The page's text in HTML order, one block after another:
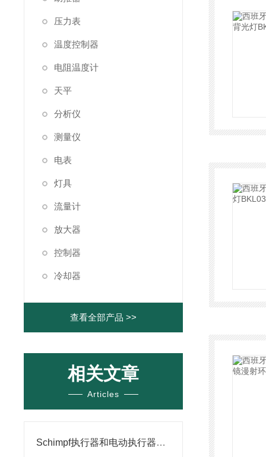
压力表
温度控制器
电阻温度计
天平
分析仪
测量仪
电表
灯具
流量计
放大器
控制器
冷却器
查看全部产品 >>
相关文章
Articles
Schimpf执行器和电动执行器的区别